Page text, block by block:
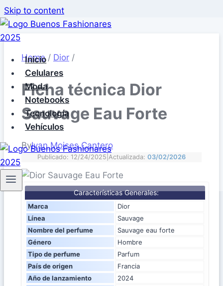
Skip to content
Inicio
Celulares
Moda
Notebooks
Tecnología
Vehículos
Home / Dior /
Ficha técnica Dior
Sauvage Eau Forte
ByIvan Moises Cantero
Publicado: 12/24/2025 Actualizada: 03/02/2026
Características Generales:
Marca
Dior
Línea
Sauvage
Nombre del perfume
Sauvage eau forte
Género
Hombre
Tipo de perfume
Parfum
País de origen
Francia
Año de lanzamiento
2024